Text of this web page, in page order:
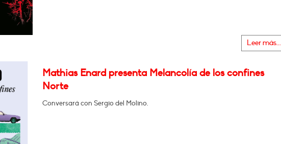
Leer más...
Mathias Enard presenta Melancolía de los confines
Norte
Conversará con Sergio del Molino.